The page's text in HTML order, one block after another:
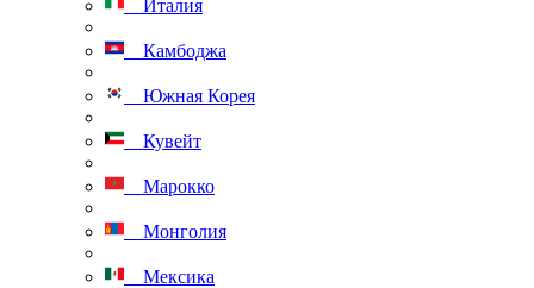
Италия
Камбоджа
Южная Корея
Кувейт
Марокко
Монголия
Мексика